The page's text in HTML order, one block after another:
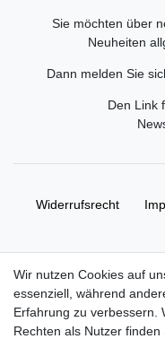
Sie möchten über
Neuheiten
Dann melden Sie
Den Link
Widerrufs­recht
© Copyright 2026 | Alle
Handelsgesellschaft mbH.
Wir nutzen Cookies auf
essenziell, während
Erfahrung zu verbessern.
Rechten als Nutzer finden